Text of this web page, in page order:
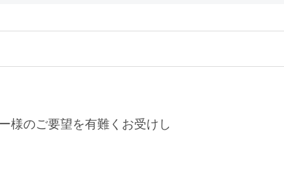
様のご要望を有難くお受けし